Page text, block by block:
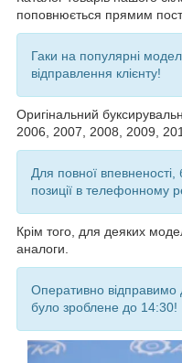
поповнюється прямим
Гаки на популярні
відправлення клієнту!
Оригінальний
2006, 2007, 2008, 2009,
Для повної впевненості,
позиції в телефонному
Крім того, для деяких
аналоги.
Оперативно
було зроблене до 14:30!